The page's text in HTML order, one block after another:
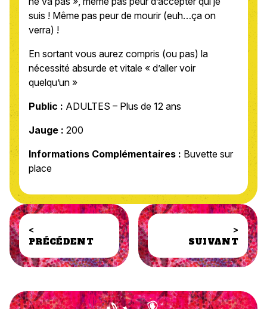
suis ! Même pas peur de mourir (euh…ça on
verra) !
En sortant vous aurez compris (ou pas) la
nécessité absurde et vitale « d’aller voir
quelqu’un »
Public : ADULTES – Plus de 12 ans
Jauge : 200
Informations Complémentaires : Buvette sur
place
<
PRÉCÉDENT SUIVANT
>